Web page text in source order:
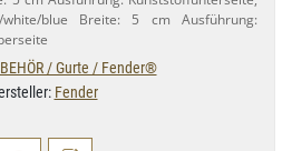
​blue Breite: 5 cm Ausführung:
/ Gurte / Fender®
Fender